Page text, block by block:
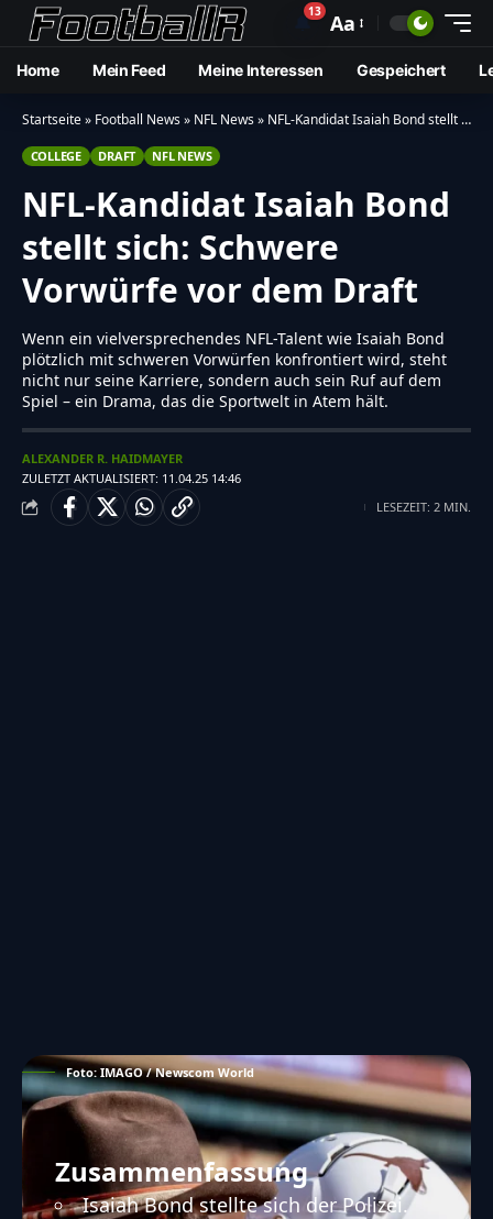
🔔13 Aa
Home Mein Feed Meine Interessen Gespeichert
Startseite» Football News» NFL News» NFL-Kandidat Isaiah Bond stellt sich: Schwere Vorwürfe vor dem Draft
COLLEGE DRAFT NFL NEWS
NFL-Kandidat Isaiah Bond
stellt sich: Schwere
Vorwürfe vor dem Draft
Wenn ein vielversprechendes NFL-Talent wie Isaiah Bond
plötzlich mit schweren Vorwürfen konfrontiert wird, steht
nicht nur seine Karriere, sondern auch sein Ruf auf dem
Spiel – ein Drama, das die Sportwelt in Atem hält.
ZULETZT AKTUALISIERT: 11.04.25 14:46
ALEXANDER R. HAIDMAYER
LESEZEIT: 2 MIN.
Foto: IMAGO / Newscom World
Zusammenfassung
Isaiah Bond stellte sich der Polizei.